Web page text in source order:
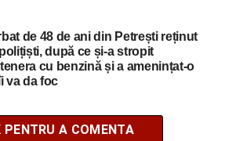
de 48 de ani din Petrești reținut
după ce și-a stropit
cu benzină și a amenințat-o
va da foc
PENTRU A COMENTA